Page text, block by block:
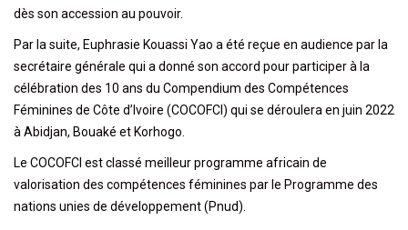
dès son accession au pouvoir.
Par la suite, Euphrasie Kouassi Yao a été reçue en audience par la
secrétaire générale qui a donné son accord pour participer à la
célébration des 10 ans du Compendium des Compétences
Féminines de Côte d’Ivoire (COCOFCI) qui se déroulera en juin 2022
à Abidjan, Bouaké et Korhogo.
Le COCOFCI est classé meilleur programme africain de
valorisation des compétences féminines par le Programme des
nations unies de développement (Pnud).